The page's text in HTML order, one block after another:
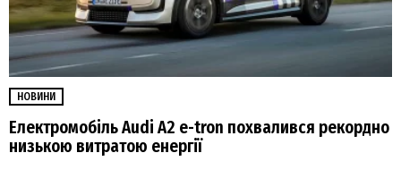
НОВИНИ
Електромобіль Audi A2 e-tron похвалився рекордно
низькою витратою енергії